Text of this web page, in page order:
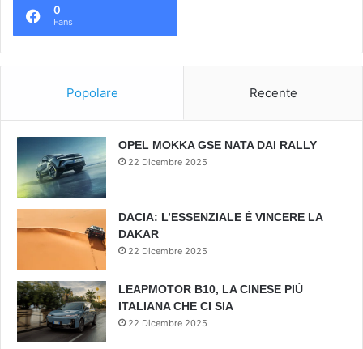
0
Fans
Popolare Recente
OPEL MOKKA GSE NATA DAI RALLY
22 Dicembre 2025
DACIA: L’ESSENZIALE È VINCERE LA
DAKAR
22 Dicembre 2025
LEAPMOTOR B10, LA CINESE PIÙ
ITALIANA CHE CI SIA
22 Dicembre 2025